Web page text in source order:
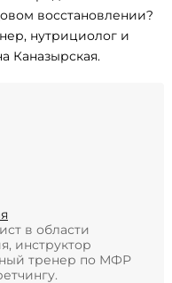
восстановлении?
нутрициолог и
Каназырская.
в области
инструктор
тренер по МФР